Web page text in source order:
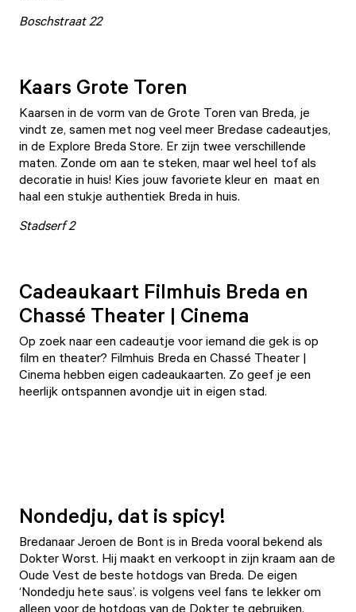
Boschstraat 22
Kaars Grote Toren
Kaarsen in de vorm van de Grote Toren van Breda, je
vindt ze, samen met nog veel meer Bredase cadeautjes,
in de Explore Breda Store. Er zijn twee verschillende
maten. Zonde om aan te steken, maar wel heel tof als
decoratie in huis! Kies jouw favoriete kleur en maat en
haal een stukje authentiek Breda in huis.
Stadserf 2
Cadeaukaart Filmhuis Breda en
Chassé Theater | Cinema
Op zoek naar een cadeautje voor iemand die gek is op
film en theater? Filmhuis Breda en Chassé Theater |
Cinema hebben eigen cadeaukaarten. Zo geef je een
heerlijk ontspannen avondje uit in eigen stad.
Nondedju, dat is spicy!
Bredanaar Jeroen de Bont is in Breda vooral bekend als
Dokter Worst. Hij maakt en verkoopt in zijn kraam aan de
Oude Vest de beste hotdogs van Breda. De eigen
‘Nondedju hete saus’. is volgens veel fans te lekker om
alleen voor de hotdogs van de Dokter te gebruiken.